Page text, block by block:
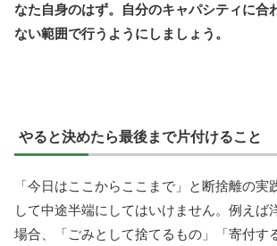
なた自身のはず。自分のキャパシティに合
ない範囲で行うようにしましょう。
やると決めたら最後まで片付けること
「今日はここからここまで」と断捨離の実
して中途半端にしてはいけません。例えば
場合、「ごみとして捨てるもの」「寄付す